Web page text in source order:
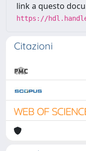
link a questo
https://
Citazioni